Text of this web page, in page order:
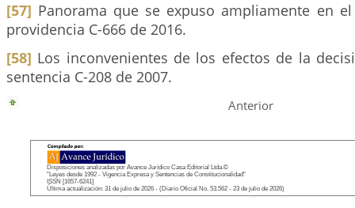
[57] Panorama que se expuso ampliamente en
providencia C-666 de 2016.
[58] Los inconvenientes de los efectos de la
sentencia C-208 de 2007.
Anterior
Disposiciones analizadas por Avance Jurídico Casa Editorial Ltda.©
"Leyes desde 1992 - Vigencia Expresa y Sentencias de Constitucionalidad"
ISSN [1657-6241]
Última actualización: 31 de julio de 2026 - (Diario Oficial No. 53.562 - 23 de julio de 2026)